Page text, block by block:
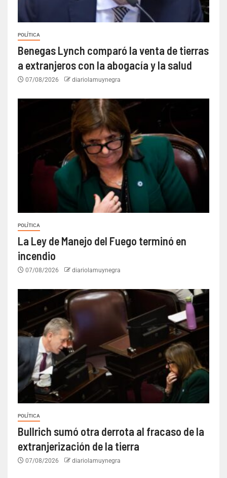
POLÍTICA
Benegas Lynch comparó la venta de tierras
a extranjeros con la abogacía y la salud
07/08/2026 diariolamuynegra
POLÍTICA
La Ley de Manejo del Fuego terminó en
incendio
07/08/2026 diariolamuynegra
POLÍTICA
Bullrich sumó otra derrota al fracaso de la
extranjerización de la tierra
07/08/2026 diariolamuynegra